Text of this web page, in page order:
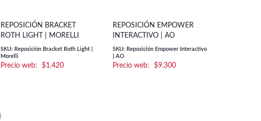
REPOSICIÓN BRACKET
ROTH LIGHT | MORELLI
SKU: Reposición Bracket Roth Light |
Morelli
$1.420
REPOSICIÓN EMPOWER
INTERACTIVO | AO
SKU: Reposición Empower Interactivo
| AO
$9.300